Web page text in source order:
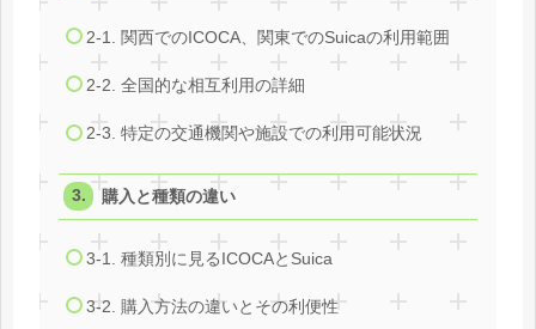
2-1. 関西でのICOCA、関東でのSuicaの利用範囲
2-2. 全国的な相互利用の詳細
2-3. 特定の交通機関や施設での利用可能状況
購入と種類の違い
3-1. 種類別に見るICOCAとSuica
3-2. 購入方法の違いとその利便性